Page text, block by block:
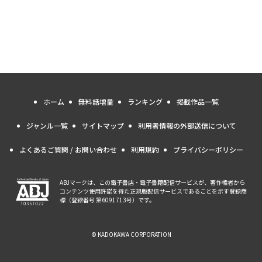
ホーム 無料話増量 ランキング 掲載作品一覧
ジャンル一覧 サイトマップ 利用者情報の外部送信について
よくあるご質問 / お問い合わせ 利用規約 プライバシーポリシー
ABJマークは、この電子書店・電子書籍配信サービスが、著作権者から
コンテンツ使用許諾を得た正規版配信サービスであることを示す登録商
標（登録番号 第6091713号）です。
© KADOKAWA CORPORATION